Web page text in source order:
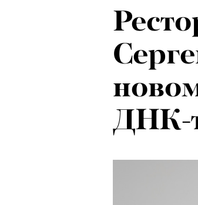
ДНК-